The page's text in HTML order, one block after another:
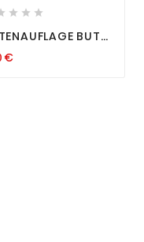
  
BUTT
ROD
€